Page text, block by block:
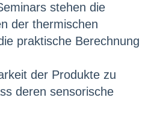
stehen die
der thermischen
praktische Berechnung
der Produkte zu
deren sensorische